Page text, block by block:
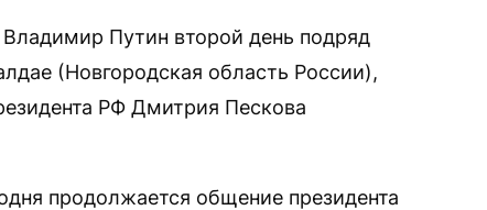
Путин второй день подряд
(Новгородская область России),
РФ Дмитрия Пескова
продолжается общение президента